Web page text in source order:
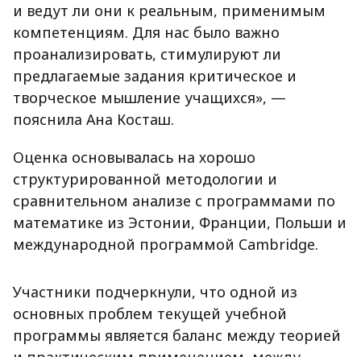
и ведут ли они к реальным, применимым
компетенциям. Для нас было важно
проанализировать, стимулируют ли
предлагаемые задания критическое и
творческое мышление учащихся», —
пояснила Ана Косташ.
Оценка основывалась на хорошо
структурированной методологии и
сравнительном анализе с программами по
математике из Эстонии, Франции, Польши и
международной программой Cambridge.
Участники подчеркнули, что одной из
основных проблем текущей учебной
программы является баланс между теорией